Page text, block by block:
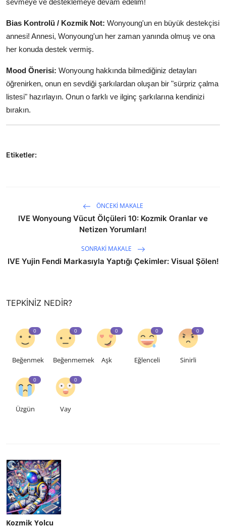
sevmeye ve desteklemeye devam edelim!
Bias Kontrolü / Kozmik Not: Wonyoung'un en büyük destekçisi
annesi! Annesi, Wonyoung'un her zaman yanında olmuş ve ona
her konuda destek vermiş.
Mood Önerisi: Wonyoung hakkında bilmediğiniz detayları
öğrenirken, onun en sevdiği şarkılardan oluşan bir "sürpriz çalma
listesi" hazırlayın. Onun o farklı ve ilginç şarkılarına kendinizi
bırakın.
Etiketler:
ÖNCEKI MAKALE
IVE Wonyoung Vücut Ölçüleri 10: Kozmik Oranlar ve
Netizen Yorumları!
SONRAKI MAKALE
IVE Yujin Fendi Markasıyla Yaptığı Çekimler: Visual Şölen!
TEPKINIZ NEDIR?
0
Beğenmek
0
Beğenmemek
0
Aşk
0
Eğlenceli
0
Sinirli
0
Üzgün
0
Vay
Kozmik Yolcu